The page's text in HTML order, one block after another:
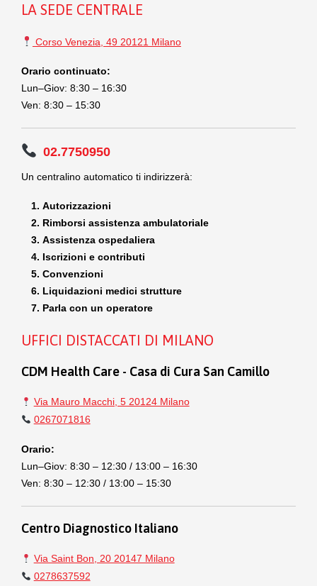
LA SEDE CENTRALE
Corso Venezia, 49 20121 Milano
Orario continuato:
Lun–Giov: 8:30 – 16:30
Ven: 8:30 – 15:30
02.7750950
Un centralino automatico ti indirizzerà:
Autorizzazioni
Rimborsi assistenza ambulatoriale
Assistenza ospedaliera
Iscrizioni e contributi
Convenzioni
Liquidazioni medici strutture
Parla con un operatore
UFFICI DISTACCATI DI MILANO
CDM Health Care - Casa di Cura San Camillo
Via Mauro Macchi, 5 20124 Milano
0267071816
Orario:
Lun–Giov: 8:30 – 12:30 / 13:00 – 16:30
Ven: 8:30 – 12:30 / 13:00 – 15:30
Centro Diagnostico Italiano
Via Saint Bon, 20 20147 Milano
0278637592